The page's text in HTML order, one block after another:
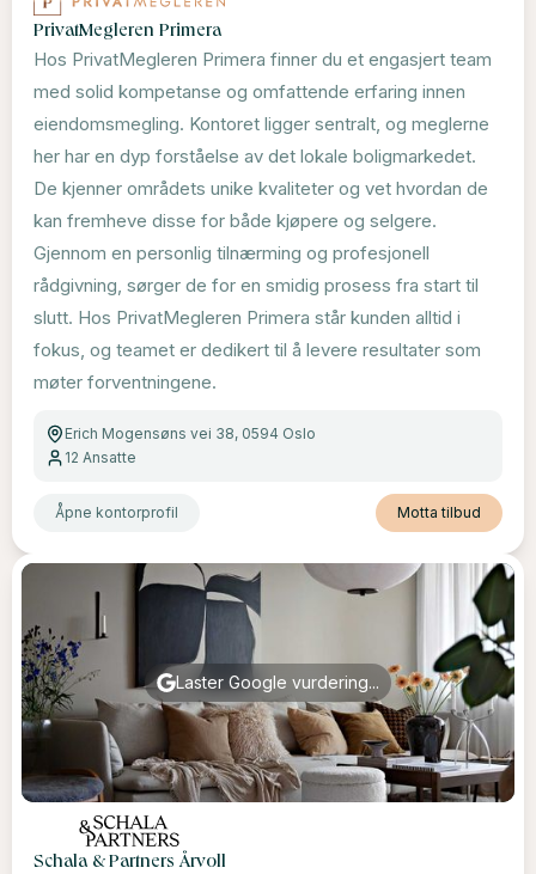
PrivatMegleren Primera
Hos PrivatMegleren Primera finner du et engasjert team
med solid kompetanse og omfattende erfaring innen
eiendomsmegling. Kontoret ligger sentralt, og meglerne
her har en dyp forståelse av det lokale boligmarkedet.
De kjenner områdets unike kvaliteter og vet hvordan de
kan fremheve disse for både kjøpere og selgere.
Gjennom en personlig tilnærming og profesjonell
rådgivning, sørger de for en smidig prosess fra start til
slutt. Hos PrivatMegleren Primera står kunden alltid i
fokus, og teamet er dedikert til å levere resultater som
møter forventningene.
Erich Mogensøns vei 38, 0594 Oslo
12 Ansatte
Åpne kontorprofil Motta tilbud
Laster Google vurdering...
Schala & Partners Årvoll